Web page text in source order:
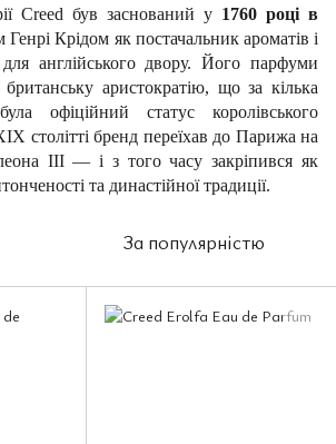
Creed був заснований у 1760 році в
Крідом як постачальник ароматів і
англійського двору. Його парфуми
британську аристократію, що за кілька
офіційний статус королівського
столітті бренд переїхав до Парижа на
III — і з того часу закріпився як
та династійної традиції.
За популярністю